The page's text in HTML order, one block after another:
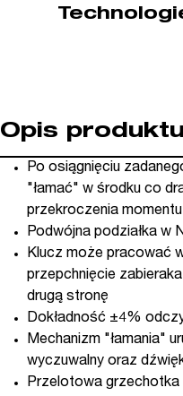
Opis produktu
Po osiągnięciu
"łamać" w środku co
przekroczenia momentu
Podwójna podziałka w
Klucz może pracować
przepchnięcie
drugą stronę
Dokładność ±4%
Mechanizm "łamania"
wyczuwalny oraz
Przelotowa grzechotka